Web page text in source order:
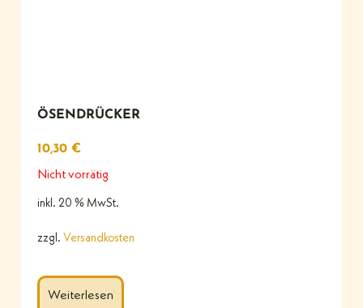
ÖSENDRÜCKER
10,30 €
Nicht vorrätig
inkl. 20 % MwSt.
zzgl. Versandkosten
Weiterlesen